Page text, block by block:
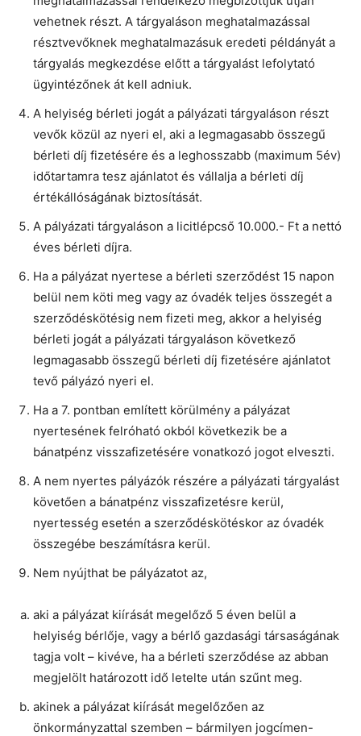
vehetnek részt. A tárgyaláson meghatalmazással
résztvevőknek meghatalmazásuk eredeti példányát a
tárgyalás megkezdése előtt a tárgyalást lefolytató
ügyintézőnek át kell adniuk.
A helyiség bérleti jogát a pályázati tárgyaláson részt
vevők közül az nyeri el, aki a legmagasabb összegű
bérleti díj fizetésére és a leghosszabb (maximum 5év)
időtartamra tesz ajánlatot és vállalja a bérleti díj
értékállóságának biztosítását.
A pályázati tárgyaláson a licitlépcső 10.000.- Ft a nettó
éves bérleti díjra.
Ha a pályázat nyertese a bérleti szerződést 15 napon
belül nem köti meg vagy az óvadék teljes összegét a
szerződéskötésig nem fizeti meg, akkor a helyiség
bérleti jogát a pályázati tárgyaláson következő
legmagasabb összegű bérleti díj fizetésére ajánlatot
tevő pályázó nyeri el.
Ha a 7. pontban említett körülmény a pályázat
nyertesének felróható okból következik be a
bánatpénz visszafizetésére vonatkozó jogot elveszti.
A nem nyertes pályázók részére a pályázati tárgyalást
követően a bánatpénz visszafizetésre kerül,
nyertesség esetén a szerződéskötéskor az óvadék
összegébe beszámításra kerül.
Nem nyújthat be pályázatot az,
aki a pályázat kiírását megelőző 5 éven belül a
helyiség bérlője, vagy a bérlő gazdasági társaságának
tagja volt – kivéve, ha a bérleti szerződése az abban
megjelölt határozott idő letelte után szűnt meg.
akinek a pályázat kiírását megelőzően az
önkormányzattal szemben – bármilyen jogcímen-